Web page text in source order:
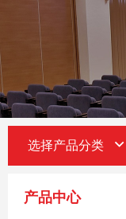
选择产品分类
产品中心